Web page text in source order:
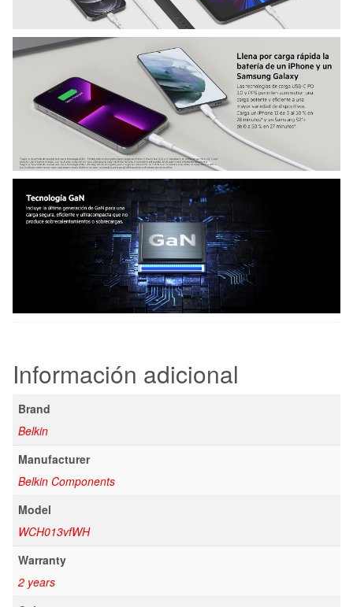
Información adicional
Brand
Belkin
Manufacturer
Belkin Components
Model
WCH013vfWH
Warranty
2 years